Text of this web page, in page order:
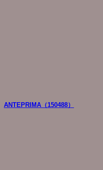
ANTEPRIMA（150488）